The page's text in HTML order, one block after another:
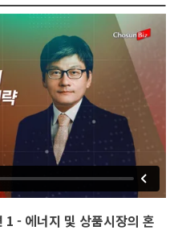
- 에너지 및 상품시장의 혼